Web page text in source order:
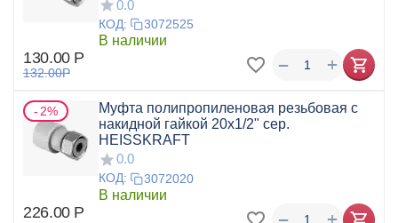
0.0
КОД: 3072525
В наличии
130.00 Р
132.00Р +
−
2%
Муфта полипропиленовая резьбовая с
накидной гайкой 20x1/2" сер.
HEISSKRAFT
0.0
КОД: 3072020
В наличии
226.00 Р +